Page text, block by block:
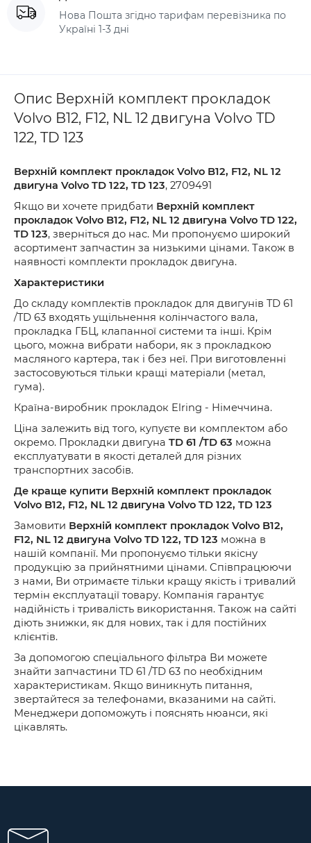
Нова Пошта згідно тарифам перевізника по
Україні 1-3 дні
Опис Верхній комплект прокладок
Volvo B12, F12, NL 12 двигуна Volvo TD
122, TD 123
Верхній комплект прокладок Volvo B12, F12, NL 12
двигуна Volvo TD 122, TD 123, 2709491
Якщо ви хочете придбати Верхній комплект
прокладок Volvo B12, F12, NL 12 двигуна Volvo TD 122,
TD 123, зверніться до нас. Ми пропонуємо широкий
асортимент запчастин за низькими цінами. Також в
наявності комплекти прокладок двигуна.
Характеристики
До складу комплектів прокладок для двигунів TD 61
/TD 63 входять ущільнення колінчастого вала,
прокладка ГБЦ, клапанної системи та інші. Крім
цього, можна вибрати набори, як з прокладкою
масляного картера, так і без неї. При виготовленні
застосовуються тільки кращі матеріали (метал,
гума).
Країна-виробник прокладок Elring - Німеччина.
Ціна залежить від того, купуєте ви комплектом або
окремо. Прокладки двигуна TD 61 /TD 63 можна
експлуатувати в якості деталей для різних
транспортних засобів.
Де краще купити Верхній комплект прокладок
Volvo B12, F12, NL 12 двигуна Volvo TD 122, TD 123
Замовити Верхній комплект прокладок Volvo B12,
F12, NL 12 двигуна Volvo TD 122, TD 123 можна в
нашій компанії. Ми пропонуємо тільки якісну
продукцію за прийнятними цінами. Співпрацюючи
з нами, Ви отримаєте тільки кращу якість і тривалий
термін експлуатації товару. Компанія гарантує
надійність і тривалість використання. Також на сайті
діють знижки, як для нових, так і для постійних
клієнтів.
За допомогою спеціального фільтра Ви можете
знайти запчастини TD 61 /TD 63 по необхідним
характеристикам. Якщо виникнуть питання,
звертайтеся за телефонами, вказаними на сайті.
Менеджери допоможуть і пояснять нюанси, які
цікавлять.